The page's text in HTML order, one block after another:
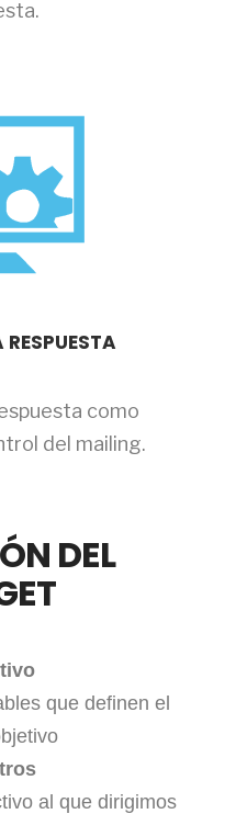
RESPUESTA
como
del mailing.
DEL
que definen el
al que dirigimos